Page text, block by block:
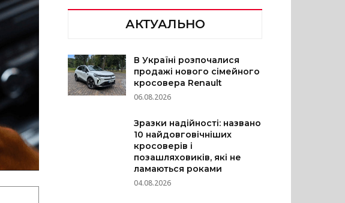
АКТУАЛЬНО
В Україні розпочалися
продажі нового сімейного
кросовера Renault
06.08.2026
Зразки надійності: названо
10 найдовговічніших
кросоверів і
позашляховиків, які не
ламаються роками
04.08.2026